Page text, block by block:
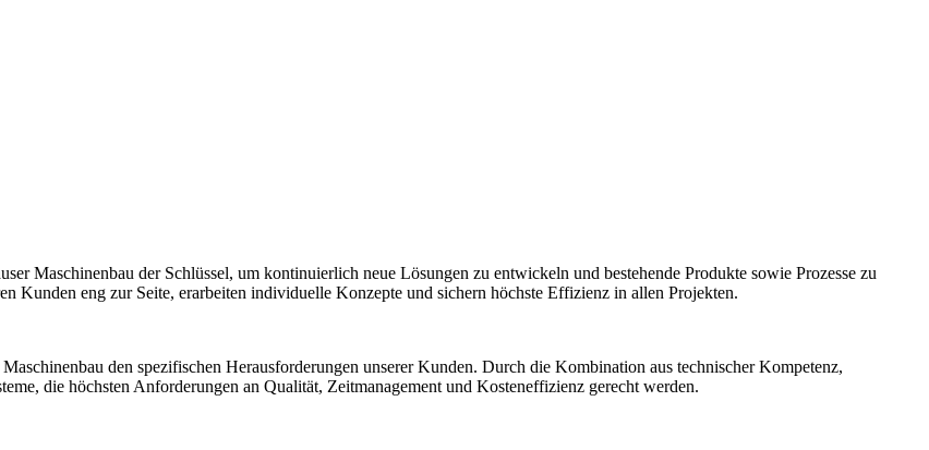
Maschinenbau der Schlüssel, um kontinuierlich neue Lösungen zu entwickeln und bestehende Produkte sowie Prozesse zu
Kunden eng zur Seite, erarbeiten individuelle Konzepte und sichern höchste Effizienz in allen Projekten.
den spezifischen Herausforderungen unserer Kunden. Durch die Kombination aus technischer Kompetenz,
die höchsten Anforderungen an Qualität, Zeitmanagement und Kosteneffizienz gerecht werden.